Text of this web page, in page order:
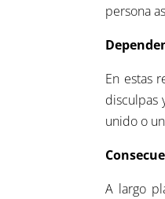
persona
En estas
disculpas
unido o
A largo